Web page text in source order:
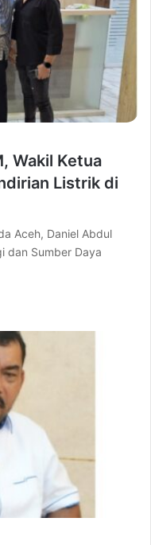
Wakil Ketua
Listrik di
Aceh, Daniel Abdul
dan Sumber Daya